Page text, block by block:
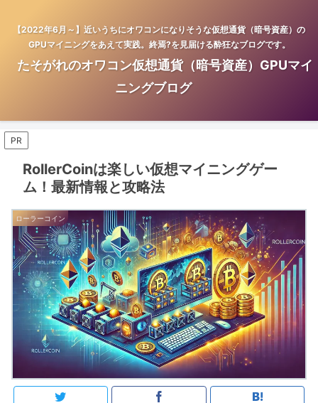
【2022年6月～】近いうちにオワコンになりそうな仮想通貨（暗号資産）の
GPUマイニングをあえて実践。終焉?を見届ける酔狂なブログです。
たそがれのオワコン仮想通貨（暗号資産）GPUマイ
ニングブログ
PR
RollerCoinは楽しい仮想マイニングゲー
ム！最新情報と攻略法
ローラーコイン